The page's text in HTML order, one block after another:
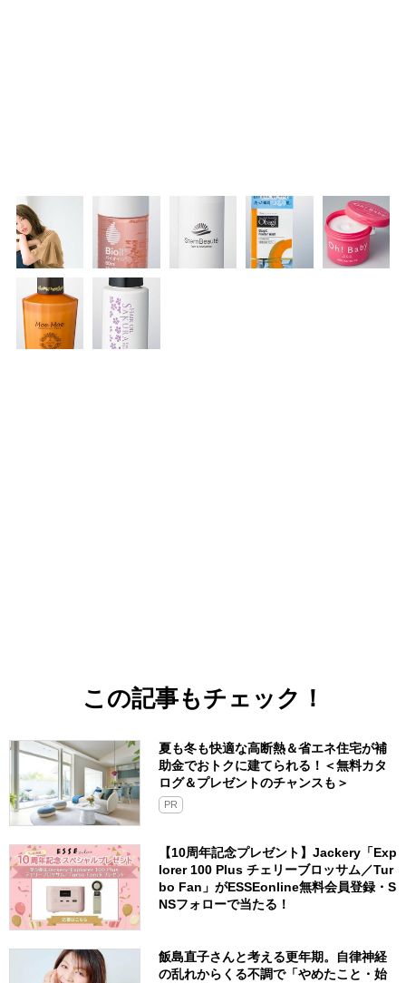
この記事もチェック！
夏も冬も快適な高断熱＆省エネ住宅が補
助金でおトクに建てられる！＜無料カタ
ログ＆プレゼントのチャンスも＞
PR
【10周年記念プレゼント】Jackery「Exp
lorer 100 Plus チェリーブロッサム／Tur
bo Fan」がESSEonline無料会員登録・S
NSフォローで当たる！
飯島直子さんと考える更年期。自律神経
の乱れからくる不調で「やめたこと・始